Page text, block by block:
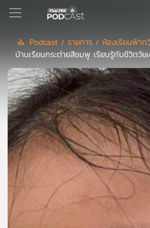
Podcast
เพล
ย์
ลิ
สต์
แนะนำ
เพล
ย์
ลิ
สต์
ของ
Podcast / รายการ / ห้องเรียนฟ้าก
บ้านเรียนกระต่ายสีชมพู เรียนรู้กับชีวิตวัย